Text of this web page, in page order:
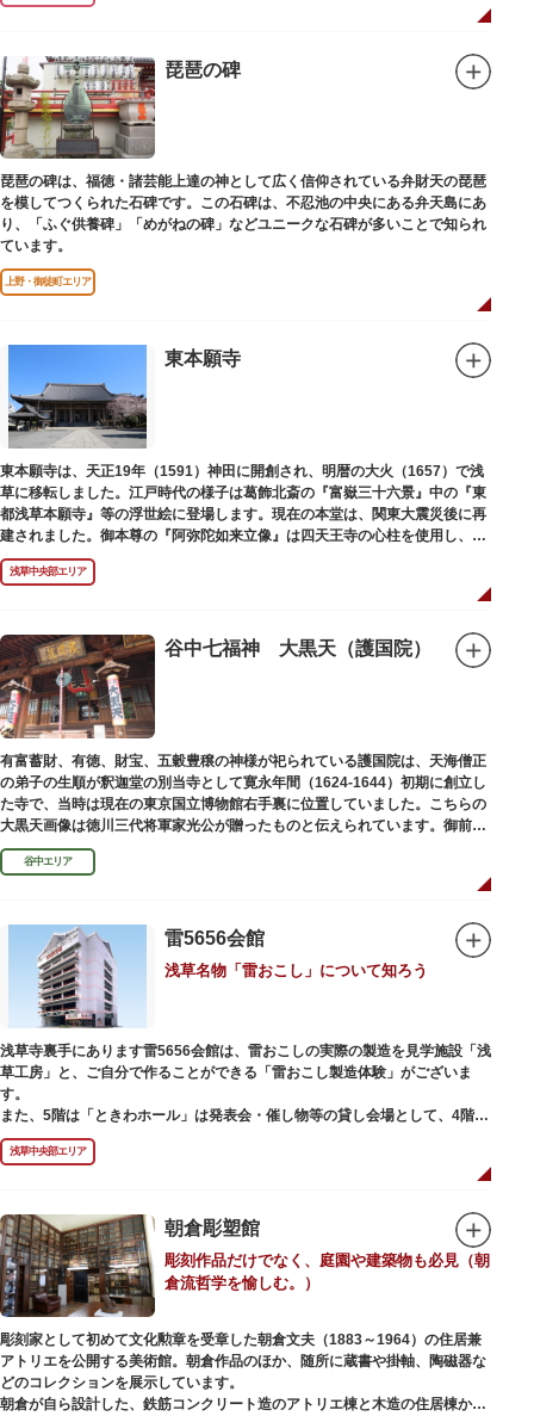
琵琶の碑
琵琶の碑は、福徳・諸芸能上達の神として広く信仰されている弁財天の琵琶
を模してつくられた石碑です。この石碑は、不忍池の中央にある弁天島にあ
り、「ふぐ供養碑」「めがねの碑」などユニークな石碑が多いことで知られ
ています。
上野・御徒町エリア
東本願寺
東本願寺は、天正19年（1591）神田に開創され、明暦の大火（1657）で浅
草に移転しました。江戸時代の様子は葛飾北斎の『富嶽三十六景』中の『東
都浅草本願寺』等の浮世絵に登場します。現在の本堂は、関東大震災後に再
建されました。御本尊の『阿弥陀如来立像』は四天王寺の心柱を使用し、嘉
禄2年（1226）頃の作と伝わっています。また、梵鐘は寛永7年（1630）以
後のものと推定され、都内に現存する梵鐘の中では有数の風格を誇り、毎年
浅草中央部エリア
谷中七福神 大黒天（護国院）
有富蓄財、有徳、財宝、五穀豊穣の神様が祀られている護国院は、天海僧正
の弟子の生順が釈迦堂の別当寺として寛永年間（1624-1644）初期に創立し
た寺で、当時は現在の東京国立博物館右手裏に位置していました。こちらの
大黒天画像は徳川三代将軍家光公が贈ったものと伝えられています。御前立
の大黒天木像は台東区文化財に指定されています。
谷中エリア
雷5656会館
浅草名物「雷おこし」について知ろう
浅草寺裏手にあります雷5656会館は、雷おこしの実際の製造を見学施設「浅
草工房」と、ご自分で作ることができる「雷おこし製造体験」がございま
す。
また、5階は「ときわホール」は発表会・催し物等の貸し会場として、4階は
打合せなどでご利用いただける「貸しスペース」がございます。
浅草中央部エリア
朝倉彫塑館
彫刻作品だけでなく、庭園や建築物も必見（朝
倉流哲学を愉しむ。）
彫刻家として初めて文化勲章を受章した朝倉文夫（1883～1964）の住居兼
アトリエを公開する美術館。朝倉作品のほか、随所に蔵書や掛軸、陶磁器な
どのコレクションを展示しています。
朝倉が自ら設計した、鉄筋コンクリート造のアトリエ棟と木造の住居棟から